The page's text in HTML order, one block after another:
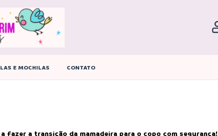
E MOCHILAS CONTATO
fazer a transição da mamadeira para o copo com segurança!